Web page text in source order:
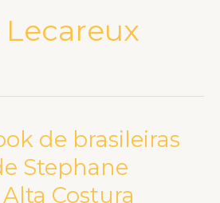
de brasileiras
Stephane
Costura